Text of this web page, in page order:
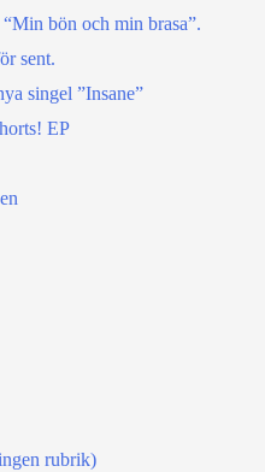
bön och min brasa”.
sent.
singel ”Insane”
EP
rubrik)